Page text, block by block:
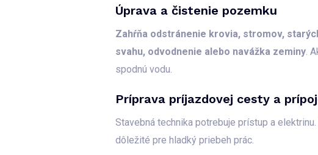
Úprava a čistenie pozemku
Zahŕňa odstránenie krovia, stromov,
svahu, odvodnenie alebo navážka zeminy.
spodnú vodu.
Príprava príjazdovej cesty a
Stavebná technika potrebuje prístup a elektrinu.
dôležité pre hladký priebeh prác.